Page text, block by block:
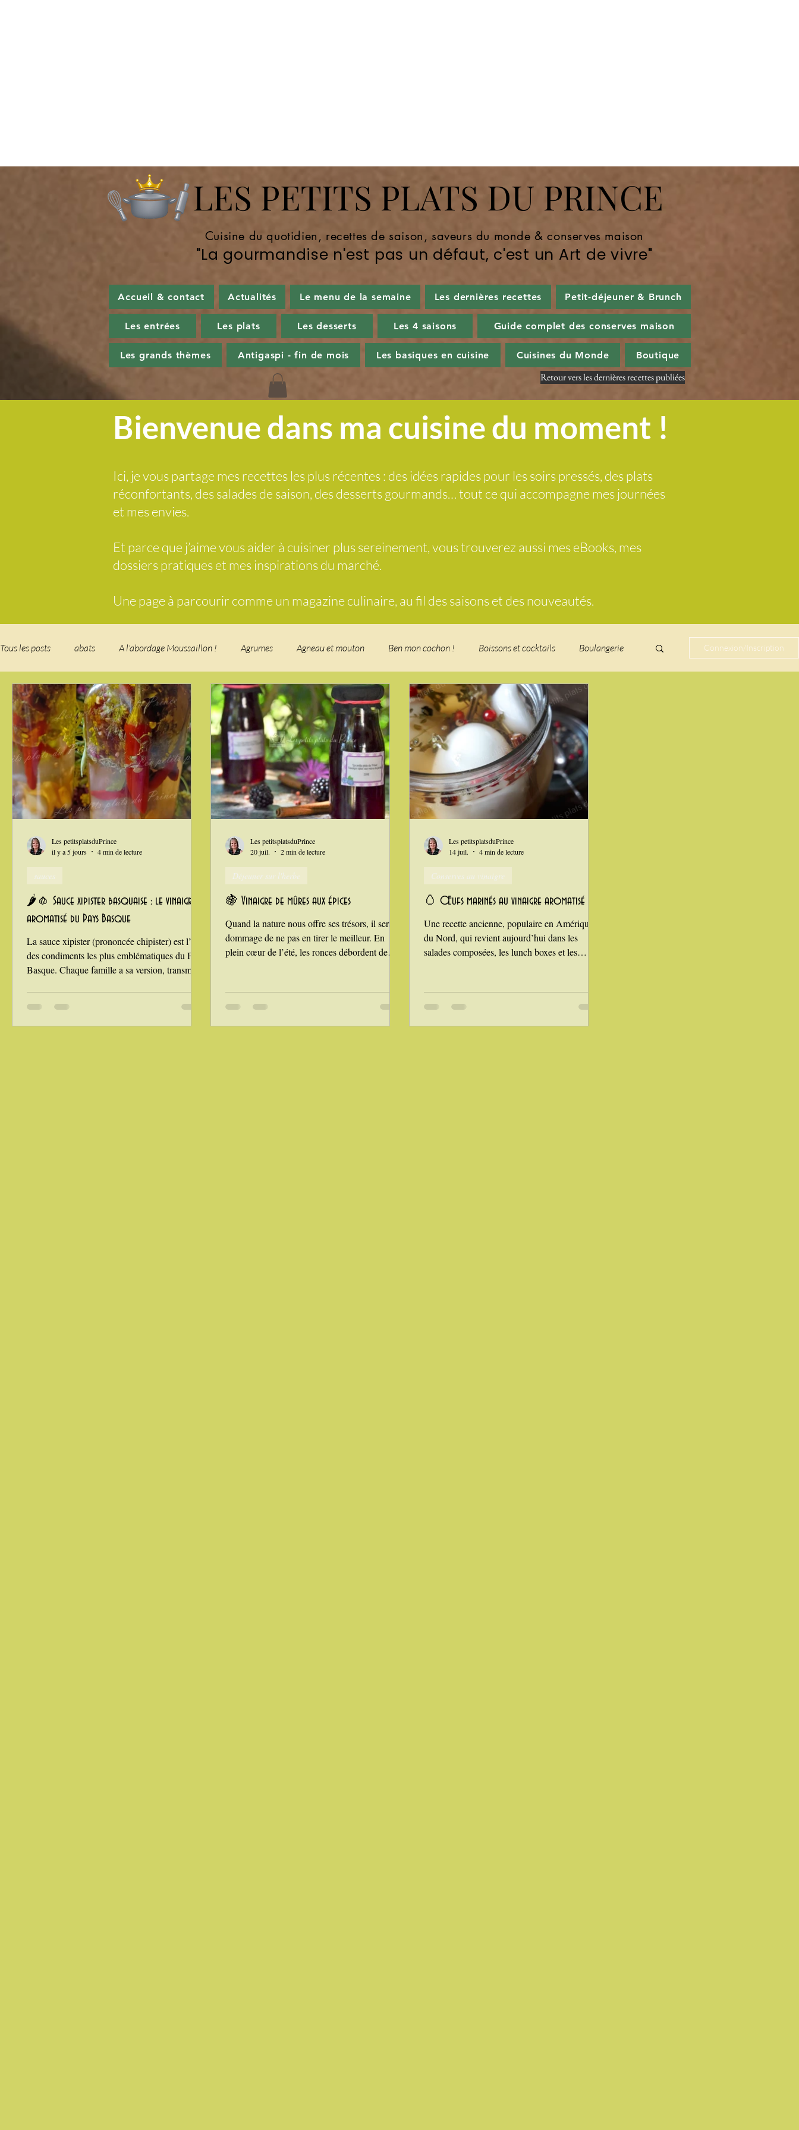
LES PETITS PLATS DU PRINCE
Cuisine du quotidien, recettes de saison, saveurs du monde & conserves maison
"La gourmandise n'est pas un défaut, c'est un Art de vivre"
Accueil & contact Actualités Le menu de la semaine Les dernières recettes Petit-déjeuner & Brunch
Les entrées Les plats Les desserts Les 4 saisons Guide complet des conserves maison
Les grands thèmes Antigaspi - fin de mois Les basiques en cuisine Cuisines du Monde Boutique
Retour vers les dernières recettes publiées
Bienvenue dans ma cuisine du moment !
Ici, je vous partage mes recettes les plus récentes : des idées rapides pour les soirs pressés, des plats
réconfortants, des salades de saison, des desserts gourmands… tout ce qui accompagne mes journées
et mes envies.
Et parce que j’aime vous aider à cuisiner plus sereinement, vous trouverez aussi mes eBooks, mes
dossiers pratiques et mes inspirations du marché.
Une page à parcourir comme un magazine culinaire, au fil des saisons et des nouveautés.
Tous les posts abats A l'abordage Moussaillon ! Agrumes Agneau et mouton Ben mon cochon ! Boissons et cocktails Boulangerie
Breakfast c'est la rentrée ! Chicken run Comfort food, les recettes doudou Coquillages et crustacés Courges, cucurbitacées
cuisine des fleurs Cuisine du Camping Déjeuner sur l'herbe Desserts - glaces - pâtisserie Finger food, snack Foire au vin
Fondus de chocolat fruits à coque Garden Party - buffet - Verrines Gâteau d'anniversaire Glaces, sorbets, desserts glacés
Grillades, barbecues et plancha Healthy, léger, ou végétarien i Love Tomate ! Je mange au bureau : gamelle, bento
Connexion/Inscription
🌶️🧄 Sauce xipister basquaise : le vinaigre
aromatisé du Pays Basque
La sauce xipister (prononcée chipister) est l’un
des condiments les plus emblématiques du Pays
Basque. Chaque famille a sa version, transmise
vinaigre, huile, et une pointe de sel. On trouve
ensuite des variantes selon les maisons : huile
sauces
Les petitsplatsduPrince
il y a 5 jours
4 min de lecture
🍇 Vinaigre de mûres aux épices
Quand la nature nous offre ses trésors, il serait
dommage de ne pas en tirer le meilleur. En
plein cœur de l’été, les ronces débordent de
qui fera toute la différence : un vinaigre de
mûres aux épices, doux, légèrement sucré,
parfait pour déglacer un foie de veau, relever
Déjeuner sur l'herbe
Les petitsplatsduPrince
20 juil.
2 min de lecture
🥚 Œufs marinés au vinaigre aromatisé
Une recette ancienne, populaire en Amérique
du Nord, qui revient aujourd’hui dans les
salades composées, les lunch boxes et les
saveurs plus profondes, couleurs possibles
selon les aromates. À consommer après 7 jours
de marinade, puis dans le mois qui suit, en
Conserves au vinaigre
Les petitsplatsduPrince
14 juil.
4 min de lecture